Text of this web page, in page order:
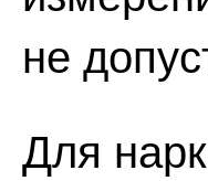
не
Для